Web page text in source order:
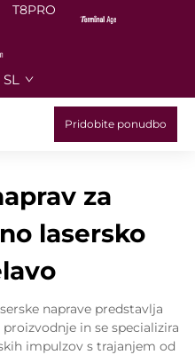
T8PRO
SL
Pridobite ponudbo
za
lasersko
naprave predstavlja
in se specializira
impulzov s trajanjem od